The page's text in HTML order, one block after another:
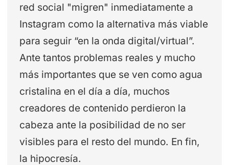
red social "migren" inmediatamente a
Instagram como la alternativa más viable
para seguir “en la onda digital/virtual”.
Ante tantos problemas reales y mucho
más importantes que se ven como agua
cristalina en el día a día, muchos
creadores de contenido perdieron la
cabeza ante la posibilidad de no ser
visibles para el resto del mundo. En fin,
la hipocresía.